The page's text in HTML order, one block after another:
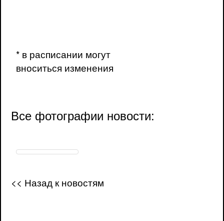
* в расписании могут
вноситься изменения
Все фотографии новости:
<< Назад к новостям